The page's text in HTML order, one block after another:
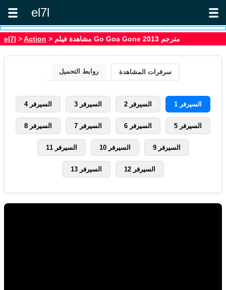
el7l
el7l >Action > مشاهدة فيلم Go Goa Gone 2013 مترجم
سرفرات المشاهدة روابط التحميل
السيرفر 1 السيرفر 2 السيرفر 3 السيرفر 4
السيرفر 5 السيرفر 6 السيرفر 7 السيرفر 8
السيرفر 9 السيرفر 10 السيرفر 11
السيرفر 12 السيرفر 13